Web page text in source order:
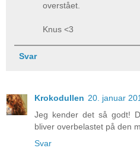
overstået.
Knus <3
Svar
Krokodullen 20. januar
Jeg kender det så godt!
bliver overbelastet på den
Svar